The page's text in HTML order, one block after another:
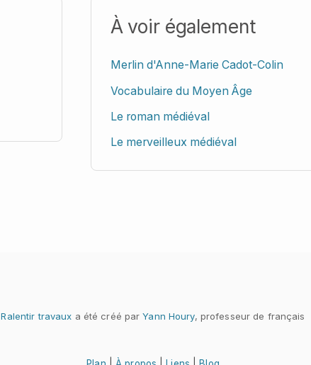
À voir également
Merlin d'Anne-Marie Cadot-Colin
Vocabulaire du Moyen Âge
Le roman médiéval
Le merveilleux médiéval
Ralentir travaux a été créé parYann Houry, professeur de français